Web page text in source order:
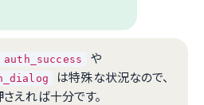
auth_success や
は特殊な状況なので、
えれば十分です。